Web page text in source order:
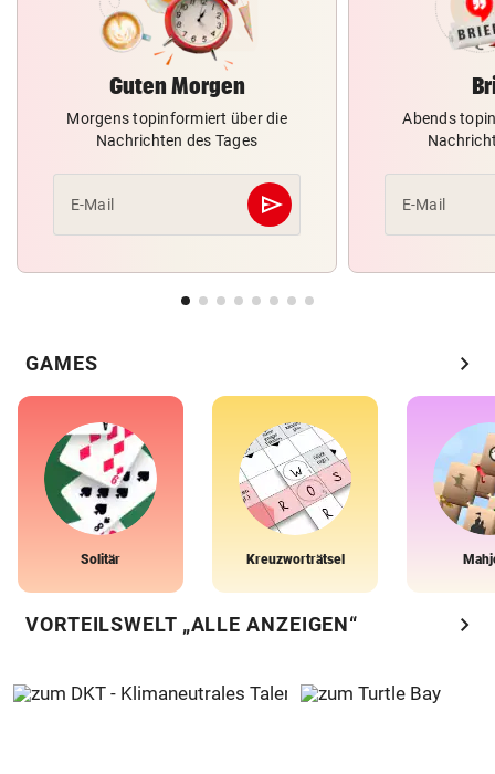
Guten Morgen
Morgens topinformiert über die
Nachrichten des Tages
E-Mail send
Abschicken
Abends
E-Mail
GAMES chevron_right
Solitär Kreuzworträtsel
VORTEILSWELT „ALLE ANZEIGEN“ chevron_right